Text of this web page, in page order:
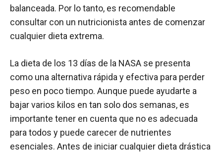
balanceada. Por lo tanto, es recomendable
consultar con un nutricionista antes de comenzar
cualquier dieta extrema.
La dieta de los 13 días de la NASA se presenta
como una alternativa rápida y efectiva para perder
peso en poco tiempo. Aunque puede ayudarte a
bajar varios kilos en tan solo dos semanas, es
importante tener en cuenta que no es adecuada
para todos y puede carecer de nutrientes
esenciales. Antes de iniciar cualquier dieta drástica